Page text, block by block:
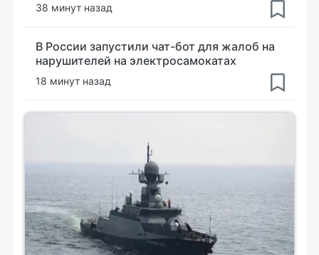
38 минут назад
В России запустили чат-бот для жалоб на
нарушителей на электросамокатах
18 минут назад